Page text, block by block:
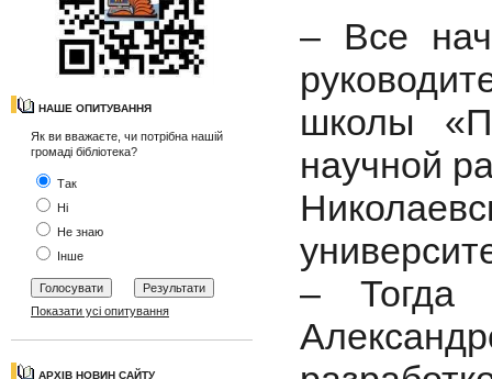
НАШЕ ОПИТУВАННЯ
Як ви вважаєте, чи потрібна нашій
громаді бібліотека?
Так
Ні
Не знаю
Інше
Показати усі опитування
АРХІВ НОВИН САЙТУ
– Все
школы
научной
– Тогда